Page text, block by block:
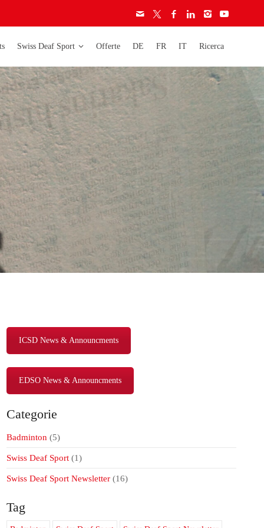
Deaflympics
Campionati
mondiali
Campionati europei
Campionati svizzeri
Coppa svizzera
Licenze
Audiogramma
Regolamento
Swiss Deaf Sport Offerte DE FR IT Ricerca
ICSD News & Announcments
EDSO News & Announcments
Categorie
Badminton (5)
Swiss Deaf Sport (1)
Swiss Deaf Sport Newsletter (16)
Tag